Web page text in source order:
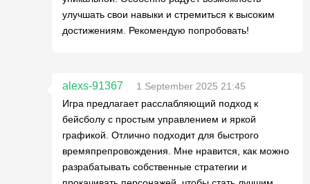
улучшать свои навыки и стремиться к высоким
достижениям. Рекомендую попробовать!
alexs-91367
1 September 2025 21:45
Игра предлагает расслабляющий подход к
бейсболу с простым управлением и яркой
графикой. Отлично подходит для быстрого
времяпрепровождения. Мне нравится, как можно
разрабатывать собственные стратегии и